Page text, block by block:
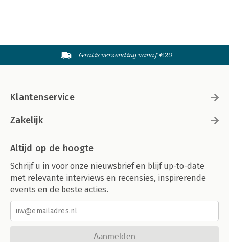
Gratis verzending vanaf €20
Klantenservice
Zakelijk
Altijd op de hoogte
Schrijf u in voor onze nieuwsbrief en blijf up-to-date
met relevante interviews en recensies, inspirerende
events en de beste acties.
Aanmelden